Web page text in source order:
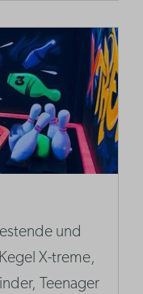
und
X-treme,
Teenager